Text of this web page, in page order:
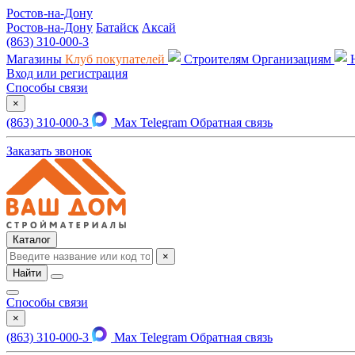
Ростов-на-Дону
Ростов-на-Дону Батайск Аксай
(863) 310-000-3
Магазины Клуб покупателей Строителям Организациям
Вход или регистрация
Способы связи
×
(863) 310-000-3 Max Telegram Обратная связь
Заказать звонок
Каталог
×
Найти
Способы связи
×
(863) 310-000-3 Max Telegram Обратная связь